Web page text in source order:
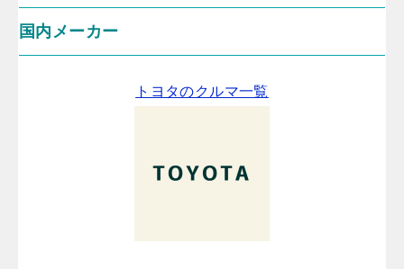
国内メーカー
トヨタのクルマ一覧